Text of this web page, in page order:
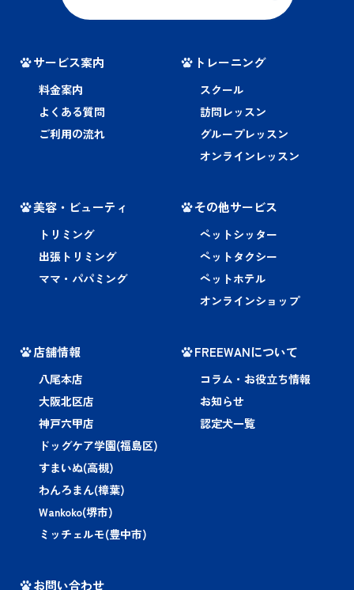
サービス案内
料金案内
よくある質問
ご利用の流れ
トレーニング
スクール
訪問レッスン
グループレッスン
オンラインレッスン
美容・ビューティ
トリミング
出張トリミング
ママ・パパミング
その他サービス
ペットシッター
ペットタクシー
ペットホテル
オンラインショップ
店舗情報
八尾本店
大阪北区店
神戸六甲店
ドッグケア学園(福島区)
すまいぬ(高槻)
わんろまん(樟葉)
Wankoko(堺市)
ミッチェルモ(豊中市)
FREEWANについて
コラム・お役立ち情報
お知らせ
認定犬一覧
お問い合わせ